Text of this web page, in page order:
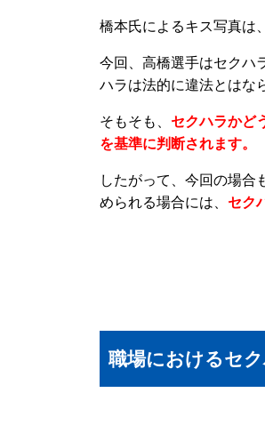
橋本氏によるキス写真は
今回、高橋選手はセクハ
ハラは法的に違法とはな
そもそも、 セクハラかど
を基準に判断されます。
したがって、今回の場合
められる場合には、 セク
職場におけるセ